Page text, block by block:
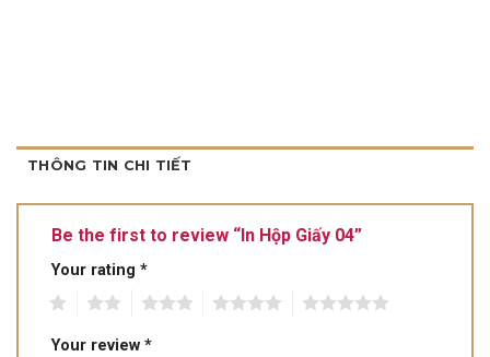
THÔNG TIN CHI TIẾT
Be the first to review “In Hộp Giấy 04”
Your rating *
Your review *